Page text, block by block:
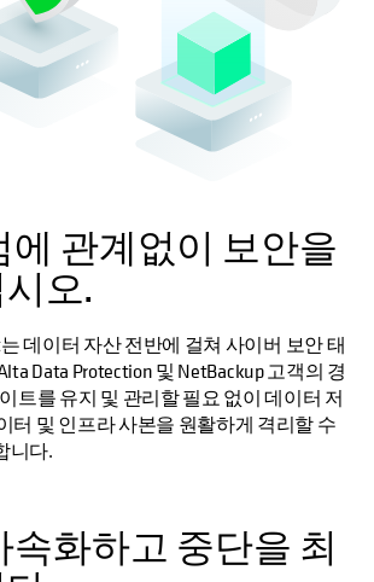
에 관계없이 보안을
오.
는 데이터 자산 전반에 걸쳐 사이버 보안 태
Data Protection 및 NetBackup 고객의 경
트를 유지 및 관리할 필요 없이 데이터 저
터 및 인프라 사본을 원활하게 격리할 수
니다.
속화하고 중단을 최